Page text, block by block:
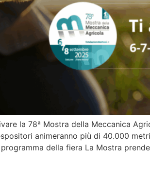
la 78ª Mostra della Meccanica
animeranno più di 40.000
della fiera La Mostra